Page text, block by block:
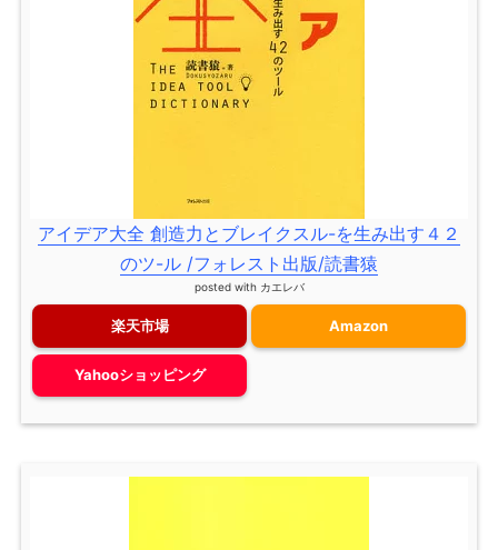
アイデア大全 創造力とブレイクスル-を生み出す４２
のツ-ル /フォレスト出版/読書猿
posted with カエレバ
楽天市場 Amazon
Yahooショッピング